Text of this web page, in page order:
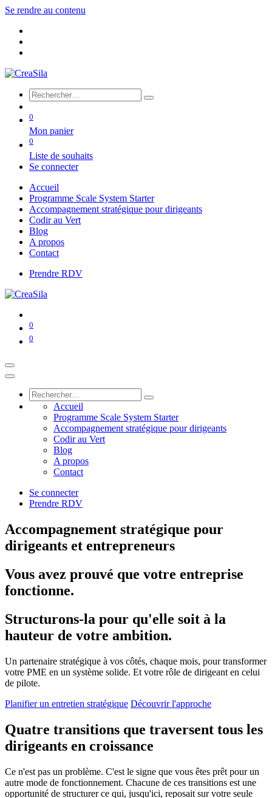
Se rendre au contenu
0
Mon panier
0
Liste de souhaits
Se connecter
Accueil
Programme Scale System Starter
Accompagnement stratégique pour dirigeants
Codir au Vert
Blog
A propos
Contact
Prendre RDV
0
0
Accueil
Programme Scale System Starter
Accompagnement stratégique pour dirigeants
Codir au Vert
Blog
A propos
Contact
Se connecter
Prendre RDV
Accompagnement stratégique pour
dirigeants et entrepreneurs
Vous avez prouvé que votre entreprise
fonctionne.
Structurons-la pour qu'elle soit à la
hauteur de votre ambition.
Un partenaire stratégique à vos côtés, chaque mois, pour transformer
votre PME en un système solide. Et votre rôle de dirigeant en celui
de pilote.
Planifier un entretien stratégique Découvrir l'approche
Quatre transitions que traversent tous les
dirigeants en croissance
Ce n'est pas un problème. C'est le signe que vous êtes prêt pour un
autre mode de fonctionnement. Chacune de ces transitions est une
opportunité de structurer ce qui, jusqu'ici, reposait sur votre seule